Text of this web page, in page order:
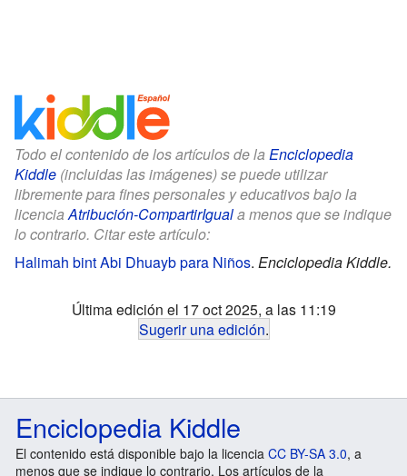
Todo el contenido de los artículos de la Enciclopedia
Kiddle (incluidas las imágenes) se puede utilizar
libremente para fines personales y educativos bajo la
licenciaAtribución-CompartirIguala menos que se indique
lo contrario. Citar este artículo:
Halimah bint Abi Dhuayb para Niños. Enciclopedia Kiddle.
Última edición el 17 oct 2025, a las 11:19
Sugerir una edición.
Enciclopedia Kiddle
El contenido está disponible bajo la licencia CC BY-SA 3.0, a
menos que se indique lo contrario. Los artículos de la